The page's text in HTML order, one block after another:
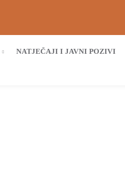
NATJEČAJI I JAVNI POZIVI